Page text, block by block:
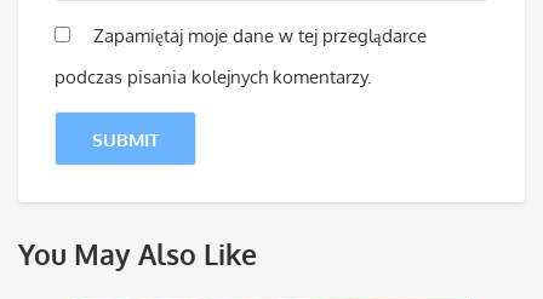
Zapamiętaj moje dane w tej przeglądarce
podczas pisania kolejnych komentarzy.
You May Also Like